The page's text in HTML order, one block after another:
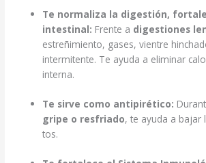
Te normaliza la digestión,
intestinal: Frente a digestiones
estreñimiento, gases, vientre
intermitente. Te ayuda a eliminar
interna.
Te sirve como antipirético:
gripe o resfriado, te ayuda a bajar
tos.